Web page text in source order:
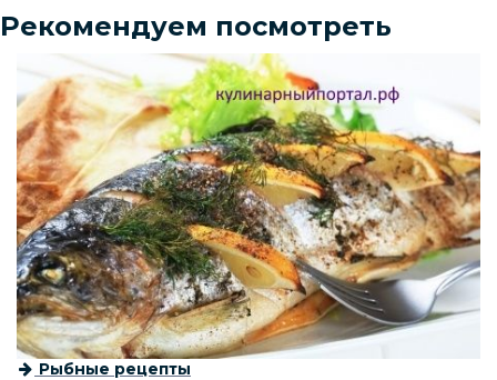
Рекомендуем посмотреть
Рыбные рецепты